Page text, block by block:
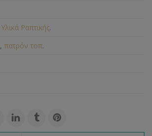
Υλικά Ραπτικής.
, πατρόν τοπ.